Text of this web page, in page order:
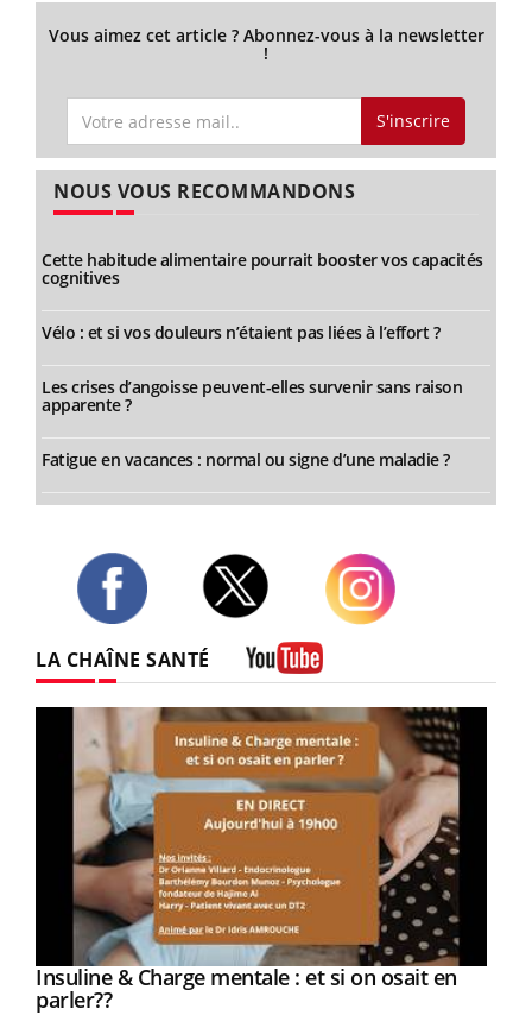
Vous aimez cet article ? Abonnez-vous à la newsletter
!
S'inscrire
NOUS VOUS RECOMMANDONS
Cette habitude alimentaire pourrait booster vos capacités
cognitives
Vélo : et si vos douleurs n’étaient pas liées à l’effort ?
Les crises d’angoisse peuvent-elles survenir sans raison
apparente ?
Fatigue en vacances : normal ou signe d’une maladie ?
LA CHAÎNE SANTÉ
Youtube
Insuline & Charge mentale : et si on osait en
parler??Youtube